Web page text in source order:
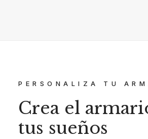
PERSONALIZA TU
Crea el
tus sueños